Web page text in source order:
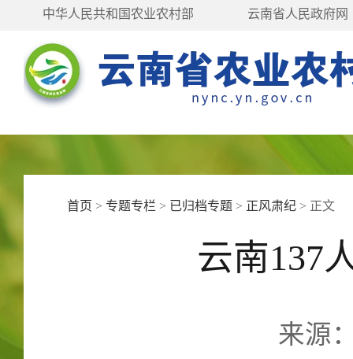
中华人民共和国农业农村部 云南省人民政府网
首页 > 专题专栏 > 已归档专题 > 正风肃纪 > 正文
云南137
来源